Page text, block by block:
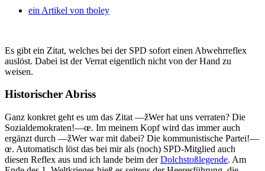
ein Artikel von tboley
Es gibt ein Zitat, welches bei der SPD sofort einen Abwehrreflex
auslöst. Dabei ist der Verrat eigentlich nicht von der Hand zu
weisen.
Historischer Abriss
Ganz konkret geht es um das Zitat —žWer hat uns verraten? Die
Sozialdemokraten!—œ. Im meinem Kopf wird das immer auch
ergänzt durch —žWer war mit dabei? Die kommunistische Partei!—
œ. Automatisch löst das bei mir als (noch) SPD-Mitglied auch
diesen Reflex aus und ich lande beim derDolchstoßlegende. Am